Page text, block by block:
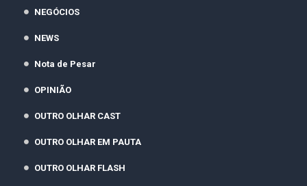
NEGÓCIOS
NEWS
Nota de Pesar
OPINIÃO
OUTRO OLHAR CAST
OUTRO OLHAR EM PAUTA
OUTRO OLHAR FLASH